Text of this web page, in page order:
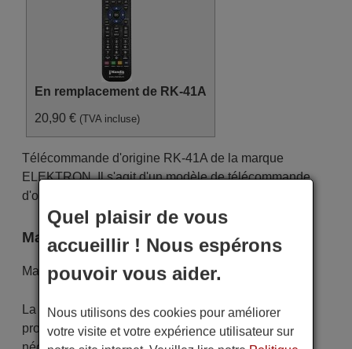
En remplacement de RK-41A
20,90 € (TVA incluse)
Télécommande d'origine RK-41A de la marque
ELEKTRON. Il s'agit d'un modèle de télécommande
d'origine.
Marque
Marque: ELEKTRON
La télécommande est soigneusement expédiée
protégée dans un emballage spécial avec les piles
Quel plaisir de vous
accueillir ! Nous espérons
pouvoir vous aider.
Nous utilisons des cookies pour améliorer
votre visite et votre expérience utilisateur sur